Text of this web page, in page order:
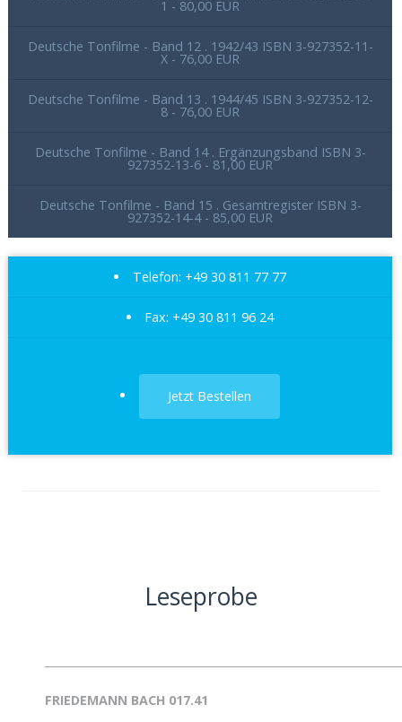
1 - 80,00 EUR
Deutsche Tonfilme - Band 12 . 1942/43 ISBN 3-927352-11-
X - 76,00 EUR
Deutsche Tonfilme - Band 13 . 1944/45 ISBN 3-927352-12-
8 - 76,00 EUR
Deutsche Tonfilme - Band 14 . Ergänzungsband ISBN 3-
927352-13-6 - 81,00 EUR
Deutsche Tonfilme - Band 15 . Gesamtregister ISBN 3-
927352-14-4 - 85,00 EUR
Telefon: +49 30 811 77 77
Fax: +49 30 811 96 24
Jetzt Bestellen
Leseprobe
FRIEDEMANN BACH 017.41